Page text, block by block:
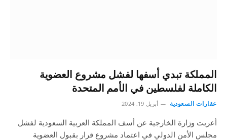
المملكة تبدي أسفها لفشل مشروع العضوية
الكاملة لفلسطين في الأمم المتحدة
عقارات السعودية أبريل 19, 2024
أعربت وزارة الخارجية عن أسف المملكة العربية السعودية لفشل
مجلس الأمن الدولي في اعتماد مشروع قرار بقبول العضوية